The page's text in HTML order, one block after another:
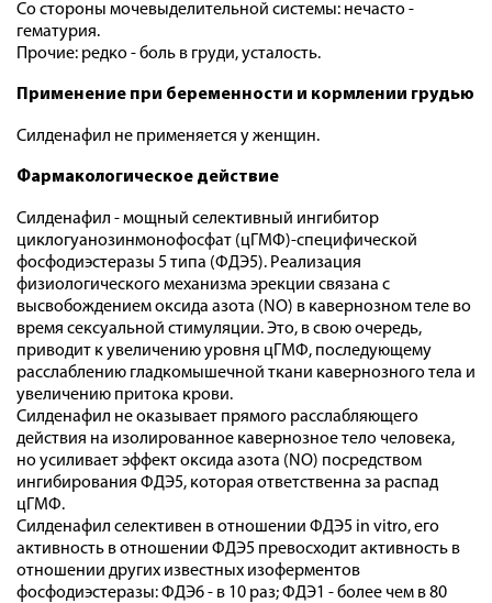
Со стороны мочевыделительной системы: нечасто -
гематурия.
Прочие: редко - боль в груди, усталость.
Применение при беременности и кормлении грудью
Силденафил не применяется у женщин.
Фармакологическое действие
Силденафил - мощный селективный ингибитор
циклогуанозинмонофосфат (цГМФ)-специфической
фосфодиэстеразы 5 типа (ФДЭ5). Реализация
физиологического механизма эрекции связана с
высвобождением оксида азота (NО) в кавернозном теле во
время сексуальной стимуляции. Это, в свою очередь,
приводит к увеличению уровня цГМФ, последующему
расслаблению гладкомышечной ткани кавернозного тела и
увеличению притока крови.
Силденафил не оказывает прямого расслабляющего
действия на изолированное кавернозное тело человека,
но усиливает эффект оксида азота (NO) посредством
ингибирования ФДЭ5, которая ответственна за распад
цГМФ.
Силденафил селективен в отношении ФДЭ5 in vitro, его
активность в отношении ФДЭ5 превосходит активность в
отношении других известных изоферментов
фосфодиэстеразы: ФДЭ6 - в 10 раз; ФДЭ1 - более чем в 80